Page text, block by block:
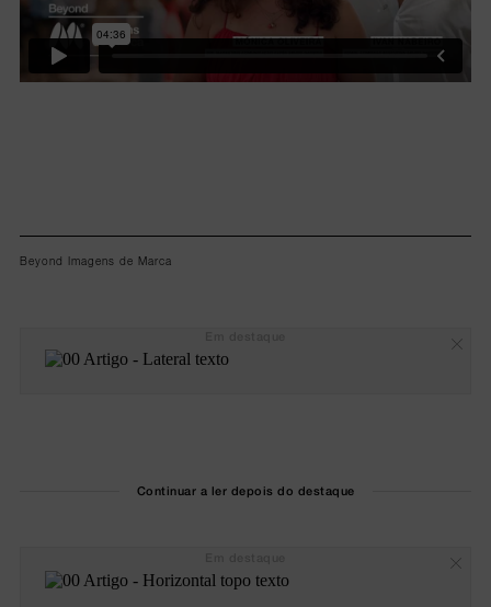
Beyond Imagens de Marca
Continuar a ler depois do destaque